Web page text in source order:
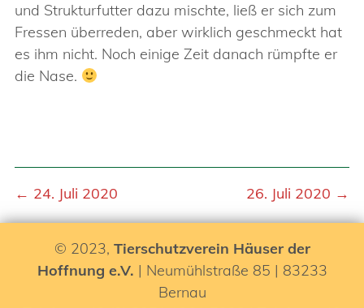
und Strukturfutter dazu mischte, ließ er sich zum
Fressen überreden, aber wirklich geschmeckt hat
es ihm nicht. Noch einige Zeit danach rümpfte er
die Nase.
← 24. Juli 2020 26. Juli 2020 →
© 2023, Tierschutzverein Häuser der
Hoffnung e.V. | Neumühlstraße 85 | 83233
Bernau